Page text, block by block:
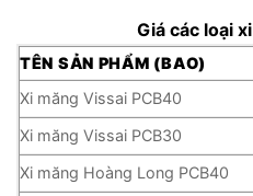
Giá các loại
TÊN SẢN PHẨM (BAO)
Xi măng Vissai PCB40
Xi măng Vissai PCB30
Xi măng Hoàng Long PCB40